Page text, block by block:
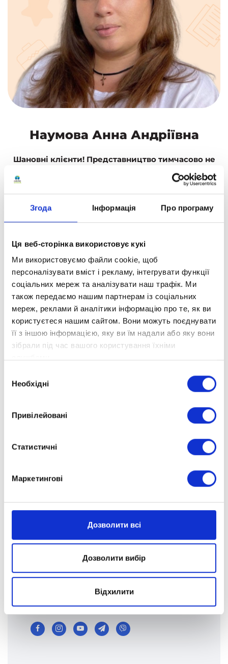
Згода Інформація Про програму
Ця веб-сторінка використовує кукі
Ми використовуємо файли cookie, щоб
персоналізувати вміст і рекламу, інтегрувати функції
соціальних мереж та аналізувати наш трафік. Ми
також передаємо нашим партнерам із соціальних
мереж, реклами й аналітики інформацію про те, як ви
користуєтеся нашим сайтом. Вони можуть поєднувати
її з іншою інформацією, яку ви їм надали або яку вони
зібрали під час вашого користування їхніми
згоди
Необхідні
Привілейовані
Статистичні
Маркетингові
Дозволити всі
Дозволити вибір
Відхилити
Наумова Анна Андріївна
Шановні клієнти! Представництво тимчасово не
Пошта:
Маркетинг:
marketing@optima.school